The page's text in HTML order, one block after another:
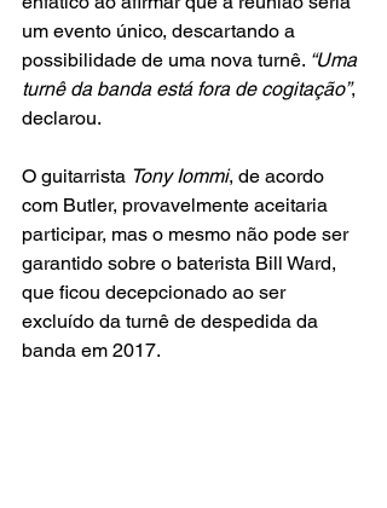
um evento único, descartando a
possibilidade de uma nova turnê. “Uma
turnê da banda está fora de cogitação”,
declarou.
O guitarrista Tony Iommi, de acordo
com Butler, provavelmente aceitaria
participar, mas o mesmo não pode ser
garantido sobre o baterista Bill Ward,
que ficou decepcionado ao ser
excluído da turnê de despedida da
banda em 2017.